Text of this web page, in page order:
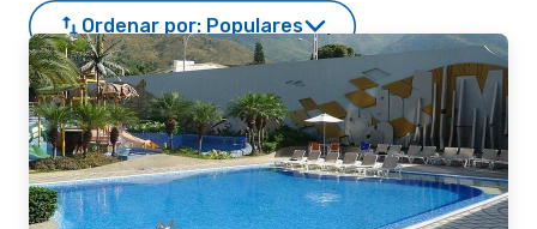
Ordenar por: Populares